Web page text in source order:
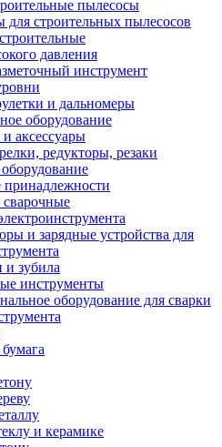
пылесосы
для строительных пылесосов
давления
инструмент
и дальномеры
оборудование
аксессуары
редукторы, резаки
и зарядные устройства для
зубила
инструменты
оборудование для сварки
и керамике